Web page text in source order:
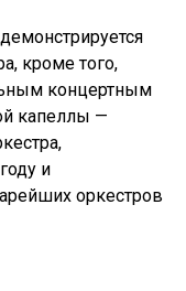
кроме того,
концертным
капеллы —
и
оркестров